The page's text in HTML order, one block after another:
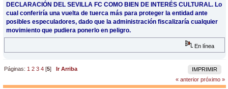
DECLARACIÓN DEL SEVILLA FC COMO BIEN DE INTERÉS CULTURAL. Lo
cual conferiría una vuelta de tuerca más para proteger la entidad ante
posibles especuladores, dado que la administración fiscalizaría cualquier
movimiento que pudiera ponerlo en peligro.
En línea
IMPRIMIR
Páginas: 1 2 3 4 [5]Ir Arriba
« anterior próximo »